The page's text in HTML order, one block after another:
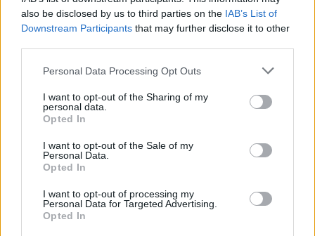
also be disclosed by us to third parties on the IAB’s List of
Downstream Participants that may further disclose it to other
Personal Data Processing Opt Outs
I want to opt-out of the Sharing of my
personal data.
Opted In
I want to opt-out of the Sale of my
Personal Data.
Opted In
I want to opt-out of processing my
Personal Data for Targeted Advertising.
Opted In
@musicapuntocom